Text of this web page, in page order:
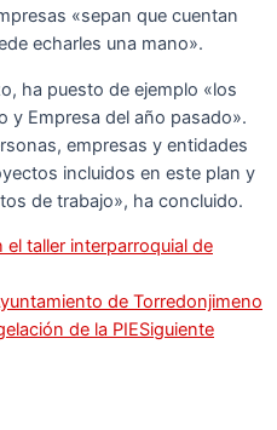
«sepan que cuentan
echarles una mano».
ha puesto de ejemplo «los
y Empresa del año pasado».
empresas y entidades
incluidos en este plan y
de trabajo», ha concluido.
taller interparroquial de
de Torredonjimeno
de la PIESiguiente